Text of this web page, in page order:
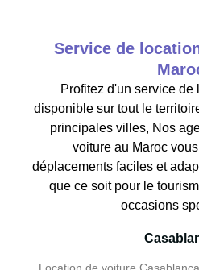
Service de
Profitez d'un service de
disponible sur tout le
principales villes, Nos
voiture au Maroc
déplacements faciles et
que ce soit pour le
occasions